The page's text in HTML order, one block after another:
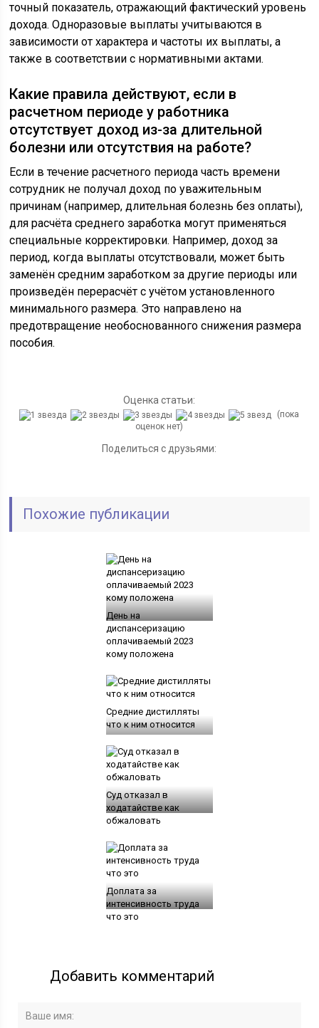
точный показатель, отражающий фактический уровень
дохода. Одноразовые выплаты учитываются в
зависимости от характера и частоты их выплаты, а
также в соответствии с нормативными актами.
Какие правила действуют, если в
расчетном периоде у работника
отсутствует доход из-за длительной
болезни или отсутствия на работе?
Если в течение расчетного периода часть времени
сотрудник не получал доход по уважительным
причинам (например, длительная болезнь без оплаты),
для расчёта среднего заработка могут применяться
специальные корректировки. Например, доход за
период, когда выплаты отсутствовали, может быть
заменён средним заработком за другие периоды или
произведён перерасчёт с учётом установленного
минимального размера. Это направлено на
предотвращение необоснованного снижения размера
пособия.
Оценка статьи:
(пока
оценок нет)
Поделиться с друзьями:
Похожие публикации
День на
диспансеризацию
оплачиваемый 2023
кому положена
Средние дистилляты
что к ним относится
Суд отказал в
ходатайстве как
обжаловать
Доплата за
интенсивность труда
что это
Добавить комментарий